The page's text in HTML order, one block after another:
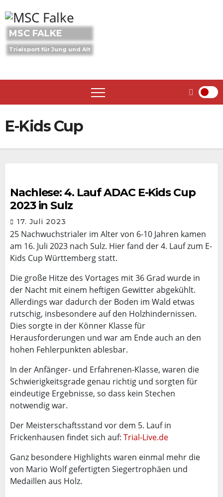
to
content
MSC FALKE
Trialsport für Jung und Alt
E-Kids Cup
Nachlese: 4. Lauf ADAC E-Kids Cup
2023 in Sulz
17. Juli 2023
25 Nachwuchstrialer im Alter von 6-10 Jahren kamen
am 16. Juli 2023 nach Sulz. Hier fand der 4. Lauf zum E-
Kids Cup Württemberg statt.
Die große Hitze des Vortages mit 36 Grad wurde in
der Nacht mit einem heftigen Gewitter abgekühlt.
Allerdings war dadurch der Boden im Wald etwas
rutschig, insbesondere auf den Holzhindernissen.
Dies sorgte in der Könner Klasse für
Herausforderungen und war am Ende auch an den
hohen Fehlerpunkten ablesbar.
In der Anfänger- und Erfahrenen-Klasse, waren die
Schwierigkeitsgrade genau richtig und sorgten für
eindeutige Ergebnisse, so dass kein Stechen
notwendig war.
Der Meisterschaftsstand vor dem 5. Lauf in
Frickenhausen findet sich auf: Trial-Live.de
Ganz besondere Highlights waren einmal mehr die
von Mario Wolf gefertigten Siegertrophäen und
Medaillen aus Holz.